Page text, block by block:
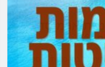
או מוסד
של בתי כנסת ברסלב